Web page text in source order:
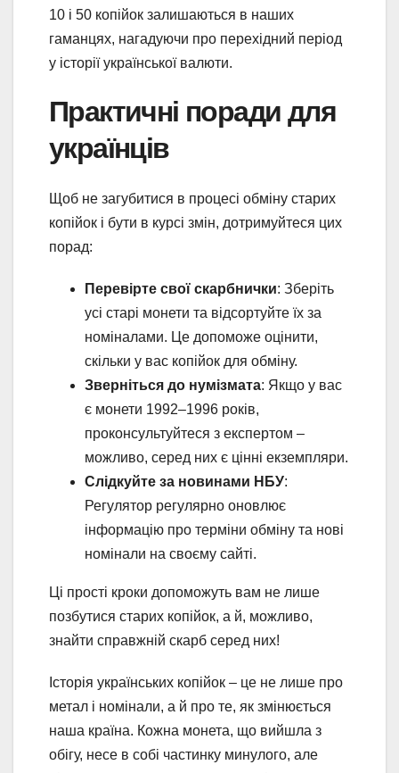
10 і 50 копійок залишаються в наших
гаманцях, нагадуючи про перехідний період
у історії української валюти.
Практичні поради для
українців
Щоб не загубитися в процесі обміну старих
копійок і бути в курсі змін, дотримуйтеся цих
порад:
Перевірте свої скарбнички: Зберіть
усі старі монети та відсортуйте їх за
номіналами. Це допоможе оцінити,
скільки у вас копійок для обміну.
Зверніться до нумізмата: Якщо у вас
є монети 1992–1996 років,
проконсультуйтеся з експертом –
можливо, серед них є цінні екземпляри.
Слідкуйте за новинами НБУ:
Регулятор регулярно оновлює
інформацію про терміни обміну та нові
номінали на своєму сайті.
Ці прості кроки допоможуть вам не лише
позбутися старих копійок, а й, можливо,
знайти справжній скарб серед них!
Історія українських копійок – це не лише про
метал і номінали, а й про те, як змінюється
наша країна. Кожна монета, що вийшла з
обігу, несе в собі частинку минулого, але